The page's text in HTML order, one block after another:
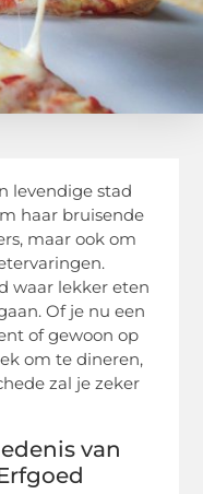
levendige stad
haar bruisende
maar ook om
waar lekker eten
Of je nu een
of gewoon op
om te dineren,
zal je zeker
van